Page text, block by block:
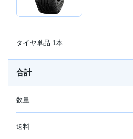
タイヤ単品 1本
合計
数量
送料